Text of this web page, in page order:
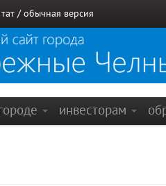
тат / обычная версия
инвесторам